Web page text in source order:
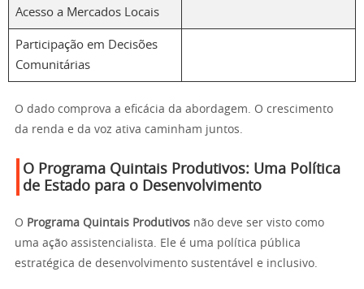
Acesso a Mercados Locais
Participação em Decisões
Comunitárias
O dado comprova a eficácia da abordagem. O crescimento
da renda e da voz ativa caminham juntos.
O Programa Quintais Produtivos: Uma Política
de Estado para o Desenvolvimento
O Programa Quintais Produtivos não deve ser visto como
uma ação assistencialista. Ele é uma política pública
estratégica de desenvolvimento sustentável e inclusivo.